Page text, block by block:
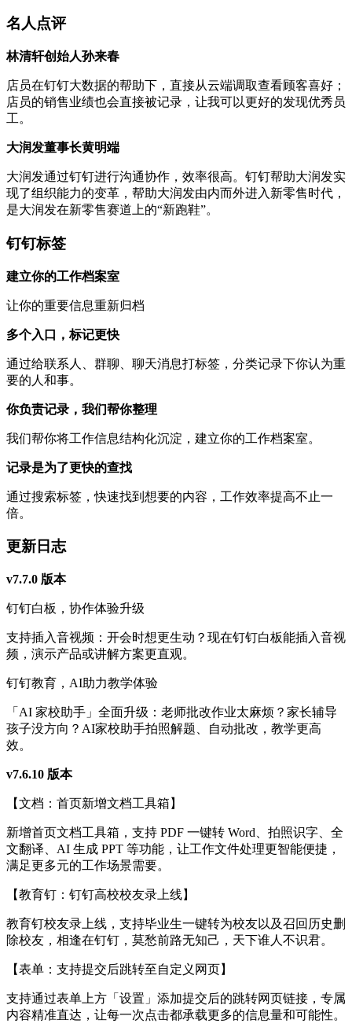
名人点评
林清轩创始人孙来春
店员在钉钉大数据的帮助下，直接从云端调取查看顾客喜好；
店员的销售业绩也会直接被记录，让我可以更好的发现优秀员
工。
大润发董事长黄明端
大润发通过钉钉进行沟通协作，效率很高。钉钉帮助大润发实
现了组织能力的变革，帮助大润发由内而外进入新零售时代，
是大润发在新零售赛道上的“新跑鞋”。
钉钉标签
建立你的工作档案室
让你的重要信息重新归档
多个入口，标记更快
通过给联系人、群聊、聊天消息打标签，分类记录下你认为重
要的人和事。
你负责记录，我们帮你整理
我们帮你将工作信息结构化沉淀，建立你的工作档案室。
记录是为了更快的查找
通过搜索标签，快速找到想要的内容，工作效率提高不止一
倍。
更新日志
v7.7.0 版本
钉钉白板，协作体验升级
支持插入音视频：开会时想更生动？现在钉钉白板能插入音视
频，演示产品或讲解方案更直观。
钉钉教育，AI助力教学体验
「AI 家校助手」全面升级：老师批改作业太麻烦？家长辅导
孩子没方向？AI家校助手拍照解题、自动批改，教学更高
效。
v7.6.10 版本
【文档：首页新增文档工具箱】
新增首页文档工具箱，支持 PDF 一键转 Word、拍照识字、全
文翻译、AI 生成 PPT 等功能，让工作文件处理更智能便捷，
满足更多元的工作场景需要。
【教育钉：钉钉高校校友录上线】
教育钉校友录上线，支持毕业生一键转为校友以及召回历史删
除校友，相逢在钉钉，莫愁前路无知己，天下谁人不识君。
【表单：支持提交后跳转至自定义网页】
支持通过表单上方「设置」添加提交后的跳转网页链接，专属
内容精准直达，让每一次点击都承载更多的信息量和可能性。